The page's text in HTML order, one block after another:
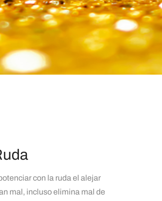
con la ruda el alejar
mal, incluso elimina mal de